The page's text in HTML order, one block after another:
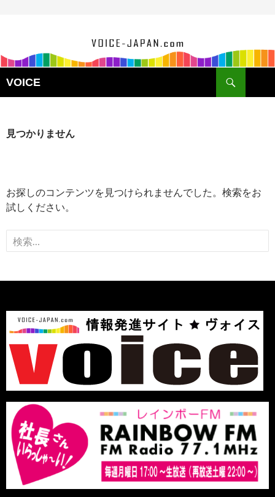
VOICE
見つかりません
お探しのコンテンツを見つけられませんでした。検索をお
試しください。